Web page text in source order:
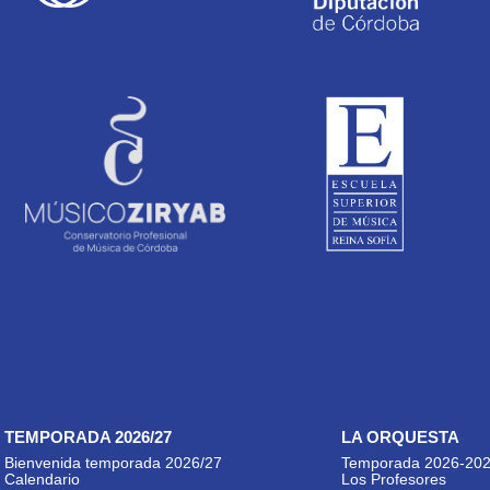
TEMPORADA 2026/27
Bienvenida temporada 2026/27
Calendario
LA ORQUESTA
Temporada 2026-
Los Profesores